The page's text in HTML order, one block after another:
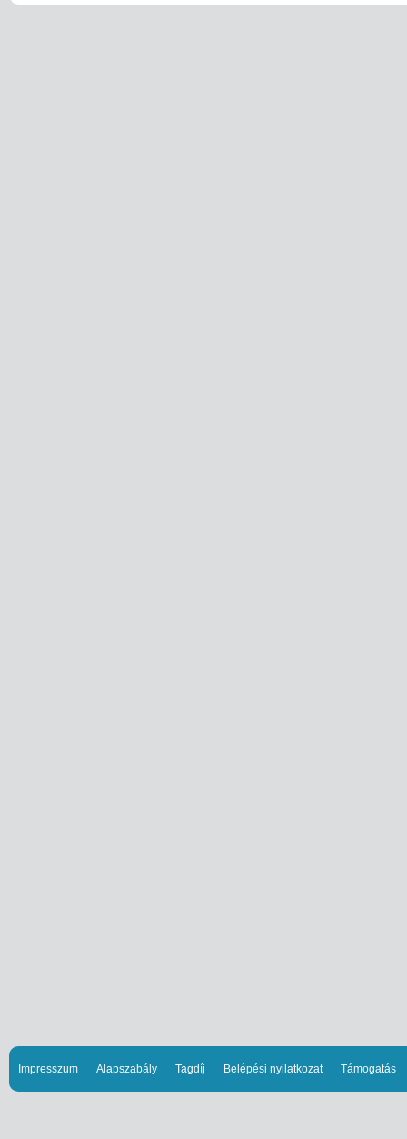
Impresszum Alapszabály Tagdíj Belépési nyilatkozat Támogatás